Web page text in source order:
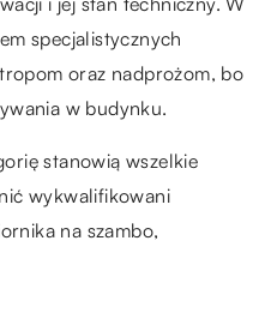
specjalistycznych
oraz nadprożom, bo
w budynku.
stanowią wszelkie
wykwalifikowani
na szambo,